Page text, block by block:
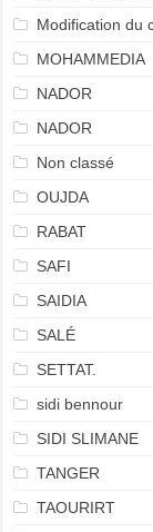
Modification du
MOHAMMEDIA
NADOR
NADOR
Non classé
OUJDA
RABAT
SAFI
SAIDIA
SALÉ
SETTAT.
sidi bennour
SIDI SLIMANE
TANGER
TAOURIRT